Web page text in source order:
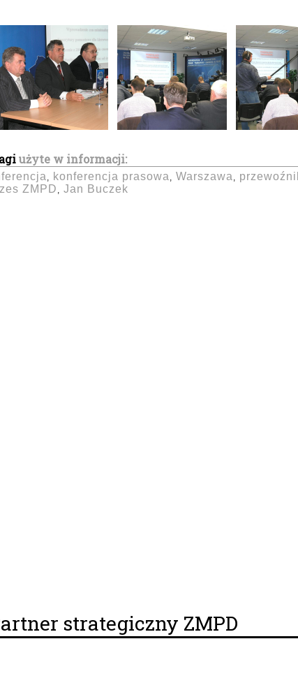
użyte w informacji:
, konferencja prasowa , Warszawa ,
ZMPD , Jan Buczek
strategiczny ZMPD